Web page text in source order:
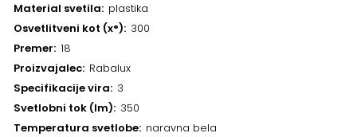
Material svetila plastika
Osvetlitveni kot (x°) 300
Premer 18
Proizvajalec Rabalux
Specifikacije vira 3
Svetlobni tok (lm) 350
Temperatura svetlobe naravna bela